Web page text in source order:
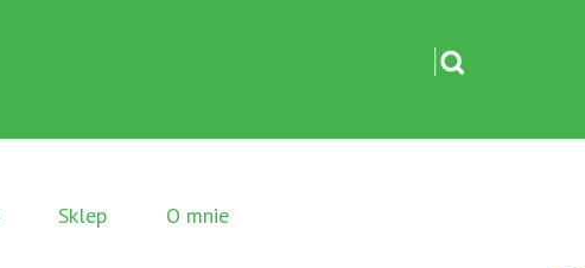
Sklep O mnie